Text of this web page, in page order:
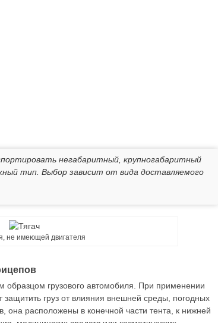
негабаритный, крупногабаритный
тип. Выбор зависит от вида доставляемого
не имеющей двигателя
грузового автомобиля. При применении
груз от влияния внешней среды, погодных
она расположены в конечной части тента, к нижней